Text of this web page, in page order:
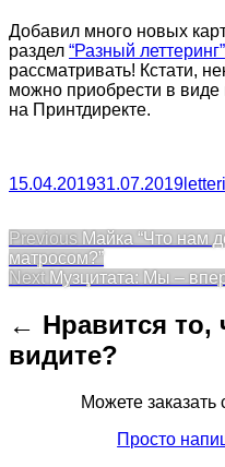
Добавил много новых
раздел “Разный леттеринг”
рассматривать! Кстати,
можно приобрести в виде
на Принтдиректе.
15.04.201931.07.2019
Post
navigation
Previous Previous
post:
Майка “Что нам
матросом?”
Next Next
Музцитата: Мы –
← Нравится то,
видите?
Можете заказать
Просто